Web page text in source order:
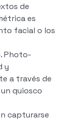
de
es
facial o los
Photo-
y
a través de
quiosco
capturarse